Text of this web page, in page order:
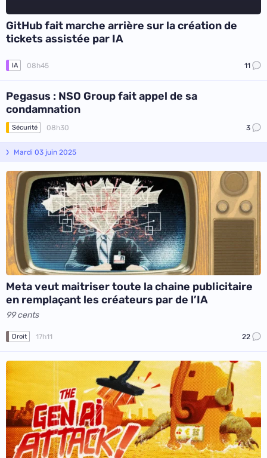
GitHub fait marche arrière sur la création de
tickets assistée par IA
IA 08h45 11
Pegasus : NSO Group fait appel de sa
condamnation
Sécurité 08h30 3
Mardi 03 juin 2025
Meta veut maitriser toute la chaine publicitaire
en remplaçant les créateurs par de l’IA
99 cents
Droit 17h11 22